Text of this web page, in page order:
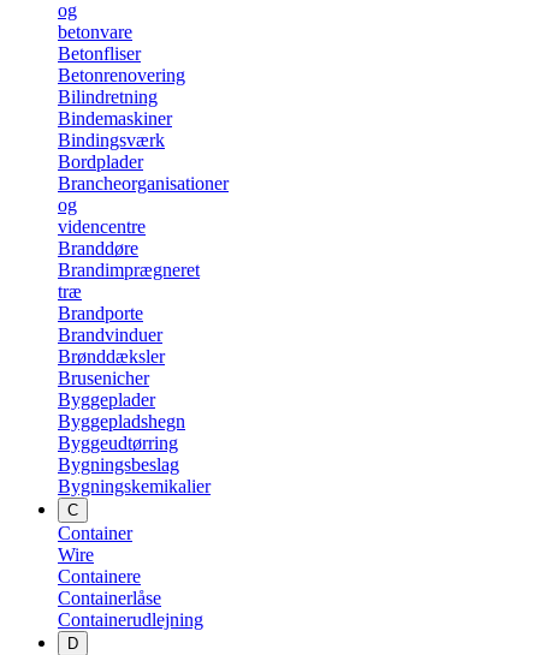
og
betonvare
Betonfliser
Betonrenovering
Bilindretning
Bindemaskiner
Bindingsværk
Bordplader
Brancheorganisationer
og
videncentre
Branddøre
Brandimprægneret
træ
Brandporte
Brandvinduer
Brønddæksler
Brusenicher
Byggeplader
Byggepladshegn
Byggeudtørring
Bygningsbeslag
Bygningskemikalier
C
Container
Wire
Containere
Containerlåse
Containerudlejning
D